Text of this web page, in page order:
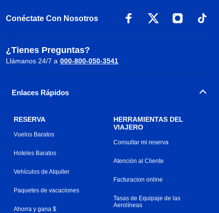
Conéctate Con Nosotros
¿Tienes Preguntas?
Llámanos 24/7 a 000-800-050-3541
Enlaces Rápidos
RESERVA
Vuelos Baratos
Hoteles Baratos
Vehículos de Alquiler
Paquetes de vacaciones
Ahorra y gana $
HERRAMIENTAS DEL
VIAJERO
Consultar mi reserva
Atención al Cliente
Facturacion online
Tasas de Equipaje de las
Aerolíneas